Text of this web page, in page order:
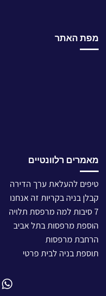
מפת האתר
מאמרים רלוונטיים
טיפים להעלאת ערך הדירה
קבלן בניה בקריות זה אנחנו
7 סיבות למה מרפסת תלויה
הוספת מרפסות בתל אביב
הרחבת מרפסות
תוספת בניה לבית פרטי